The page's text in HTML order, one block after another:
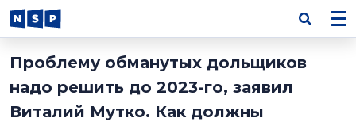
Проблему обманутых дольщиков
надо решить до 2023-го, заявил
Виталий Мутко. Как должны